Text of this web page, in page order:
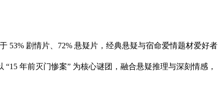
53% 剧情片、72% 悬疑片，经典悬疑与宿命爱情题材爱好者
年前灭门惨案” 为核心谜团，融合悬疑推理与深刻情感，